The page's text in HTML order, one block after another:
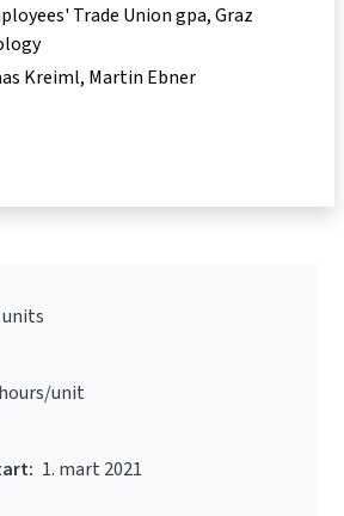
Trade Union gpa, Graz
Kreiml Martin Ebner
units
unit
1. mart 2021